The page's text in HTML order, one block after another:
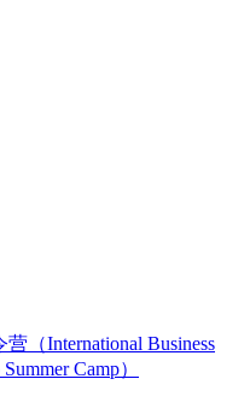
（International Business
Camp）